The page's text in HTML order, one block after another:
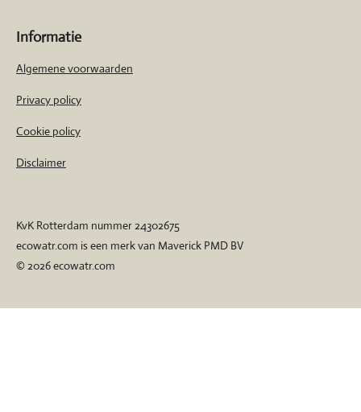
Informatie
Algemene voorwaarden
Privacy policy
Cookie policy
Disclaimer
KvK Rotterdam nummer 24302675
ecowatr.com is een merk van Maverick PMD BV
© 2026 ecowatr.com